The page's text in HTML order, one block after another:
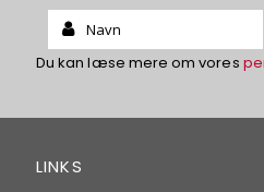
Name:
Du kan læse mere om vores
LINKS